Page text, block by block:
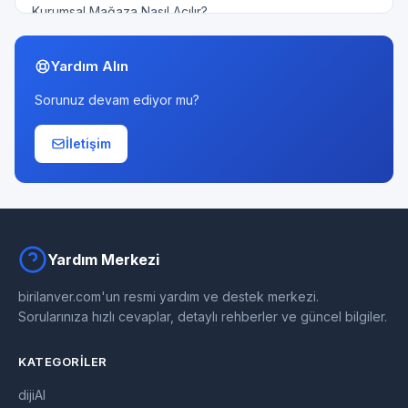
Kurumsal Mağaza Nasıl Açılır?
Yardım Alın
Sorunuz devam ediyor mu?
İletişim
Yardım Merkezi
birilanver.com'un resmi yardım ve destek merkezi.
Sorularınıza hızlı cevaplar, detaylı rehberler ve güncel bilgiler.
KATEGORILER
dijiAI